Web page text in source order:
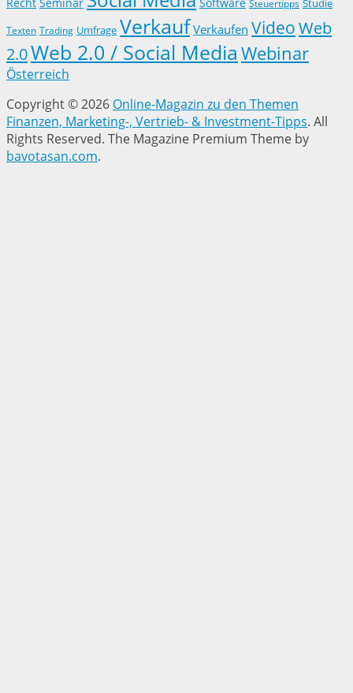
Steuertipps Studie
Texten Trading Umfrage Verkauf Verkaufen VideoWeb
2.0Web 2.0 / Social Media Webinar
Österreich
Copyright © 2026 Online-Magazin zu den Themen
Finanzen, Marketing-, Vertrieb- & Investment-Tipps. All
Rights Reserved. The Magazine Premium Theme by
bavotasan.com.